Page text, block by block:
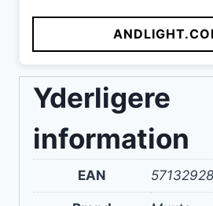
Yderligere
information
EAN